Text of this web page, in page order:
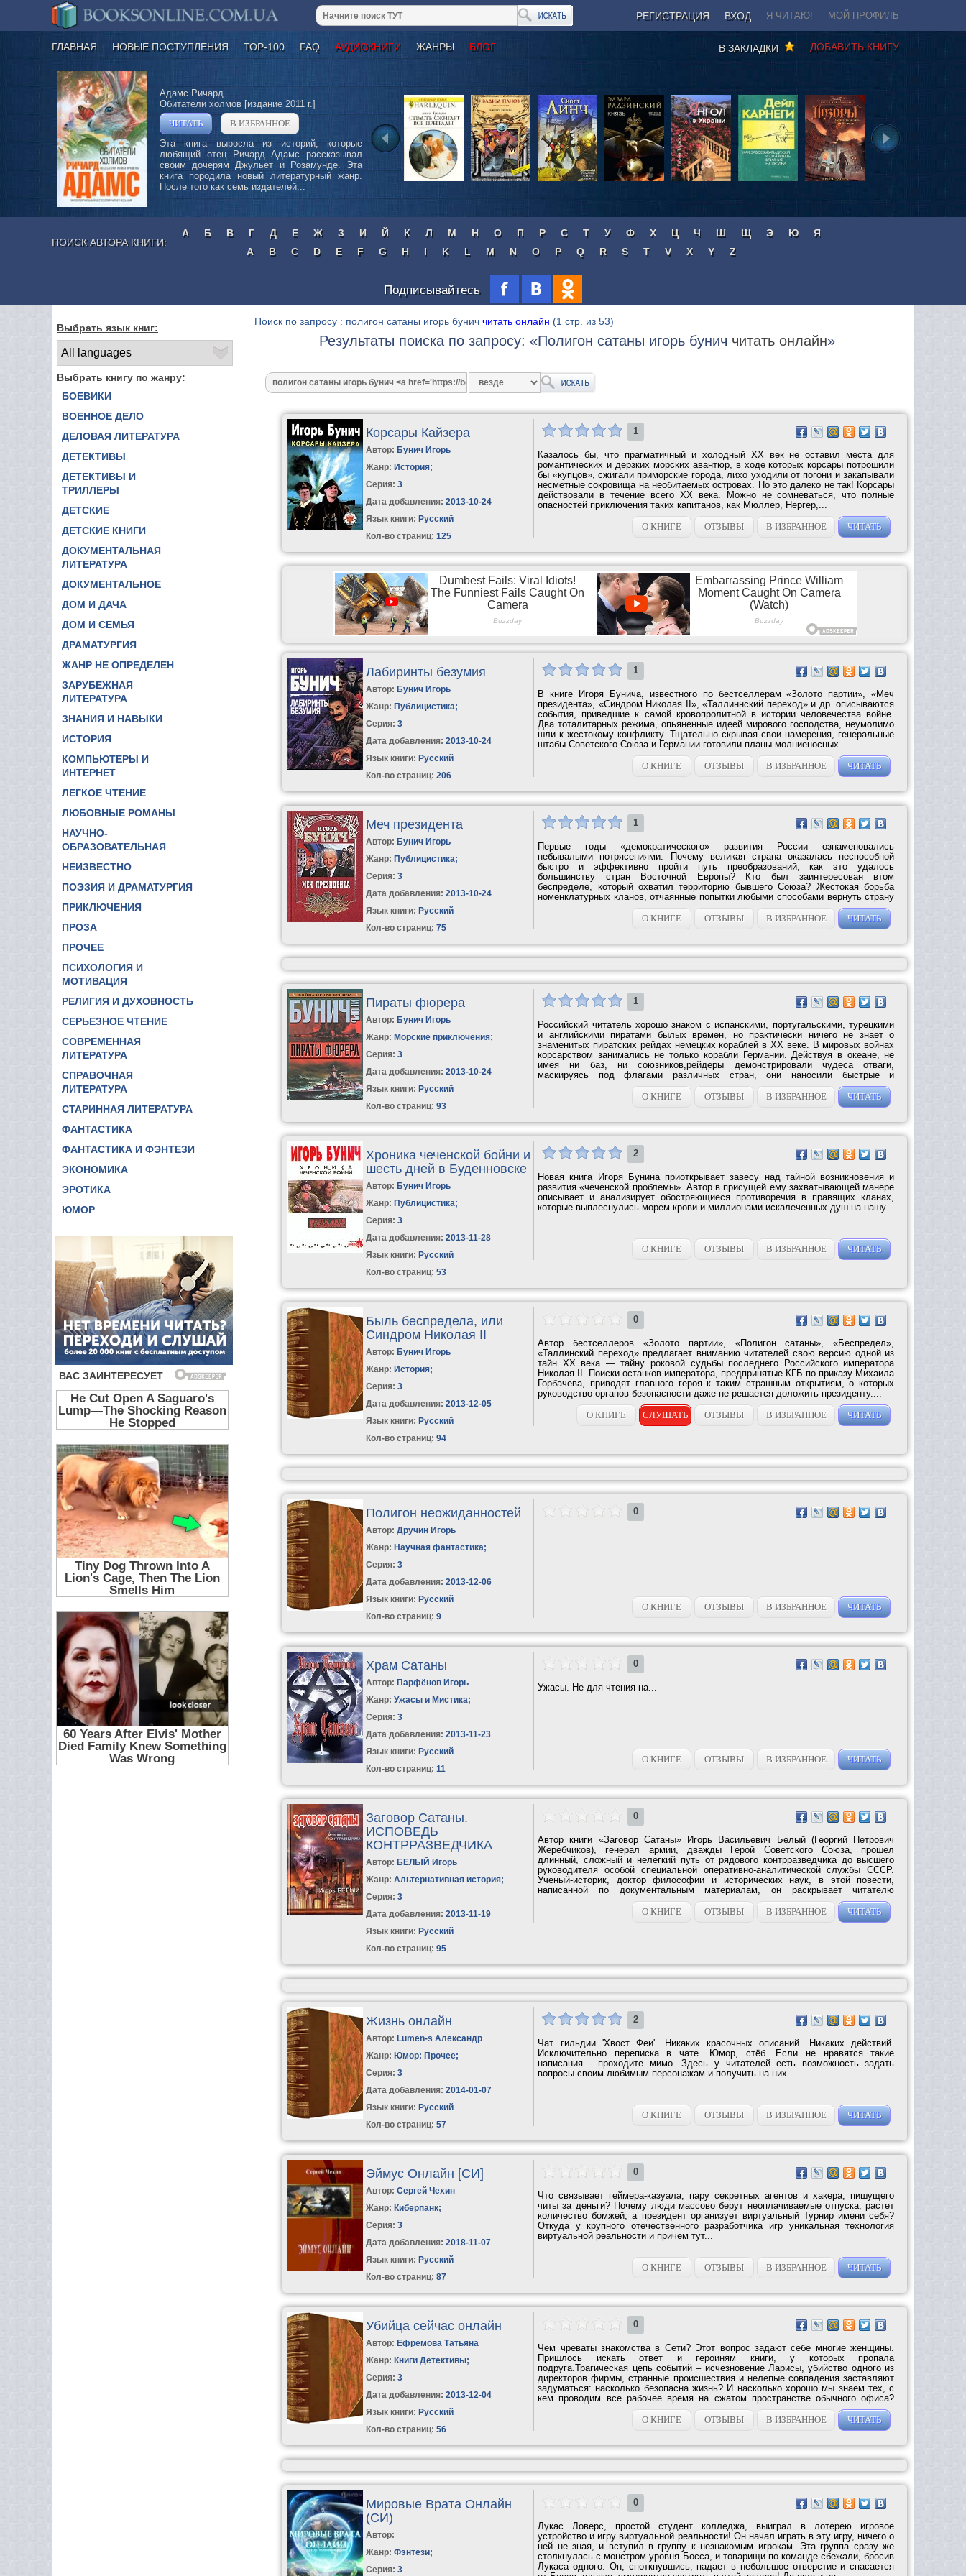
РЕГИСТРАЦИЯ ВХОД Я ЧИТАЮ! МОЙ ПРОФИЛЬ
ГЛАВНАЯ НОВЫЕ ПОСТУПЛЕНИЯ ТОР-100 FAQ АУДИОКНИГИ ЖАНРЫ БЛОГ ДОБАВИТЬ КНИГУ
В ЗАКЛАДКИ
Адамс Ричард
Обитатели холмов [издание 2011 г.]
ЧИТАТЬ
В ИЗБРАННОЕ
Эта книга выросла из историй, которые
любящий отец Ричард Адамс рассказывал
своим дочерям Джульет и Розамунде. Эта
книга породила новый литературный жанр.
После того как семь издателей...
ПОИСК АВТОРА КНИГИ:
А Б В Г Д Е Ж З И Й К Л М Н О П Р С Т У Ф Х Ц Ч Ш Щ Э Ю
Я
A
B C D E F G H I K L M N O P Q R S T V X Y Z
Подписывайтесь
Выбрать язык книг:
Выбрать книгу по жанру:
БОЕВИКИ
ВОЕННОЕ ДЕЛО
ДЕЛОВАЯ ЛИТЕРАТУРА
ДЕТЕКТИВЫ
ДЕТЕКТИВЫ И
ТРИЛЛЕРЫ
ДЕТСКИЕ
ДЕТСКИЕ КНИГИ
ДОКУМЕНТАЛЬНАЯ
ЛИТЕРАТУРА
ДОКУМЕНТАЛЬНОЕ
ДОМ И ДАЧА
ДОМ И СЕМЬЯ
ДРАМАТУРГИЯ
ЖАНР НЕ ОПРЕДЕЛЕН
ЗАРУБЕЖНАЯ
ЛИТЕРАТУРА
ЗНАНИЯ И НАВЫКИ
ИСТОРИЯ
КОМПЬЮТЕРЫ И
ИНТЕРНЕТ
ЛЕГКОЕ ЧТЕНИЕ
ЛЮБОВНЫЕ РОМАНЫ
НАУЧНО-
ОБРАЗОВАТЕЛЬНАЯ
НЕИЗВЕСТНО
ПОЭЗИЯ И ДРАМАТУРГИЯ
ПРИКЛЮЧЕНИЯ
ПРОЗА
ПРОЧЕЕ
ПСИХОЛОГИЯ И
МОТИВАЦИЯ
РЕЛИГИЯ И ДУХОВНОСТЬ
СЕРЬЕЗНОЕ ЧТЕНИЕ
СОВРЕМЕННАЯ
ЛИТЕРАТУРА
СПРАВОЧНАЯ
ЛИТЕРАТУРА
СТАРИННАЯ ЛИТЕРАТУРА
ФАНТАСТИКА
ФАНТАСТИКА И ФЭНТЕЗИ
ЭКОНОМИКА
ЭРОТИКА
ЮМОР
Поиск по запросу : полигон сатаны игорь бунич читать онлайн (1 стр. из 53)
Результаты поиска по запросу: «Полигон сатаны игорь бунич читать онлайн»
Корсары Кайзера
Автор: Бунич Игорь
Жанр: История;
Серия:3
Дата добавления: 2013-10-24
Язык книги: Русский
Кол-во страниц: 125
1
Казалось бы, что прагматичный и холодный ХХ век не оставил места для
романтических и дерзких морских авантюр, в ходе которых корсары потрошили
бы «купцов», сжигали приморские города, лихо уходили от погони и закапывали
несметные сокровища на необитаемых островах. Но это далеко не так! Корсары
действовали в течение всего ХХ века. Можно не сомневаться, что полные
опасностей приключения таких капитанов, как Мюллер, Нергер,...
О КНИГЕ
ОТЗЫВЫ В ИЗБРАННОЕ ЧИТАТЬ
Лабиринты безумия
Автор: Бунич Игорь
Жанр: Публицистика;
Серия:3
Дата добавления: 2013-10-24
Язык книги: Русский
Кол-во страниц: 206
1
В книге Игоря Бунича, известного по бестселлерам «Золото партии», «Меч
президента», «Синдром Николая II», «Таллиннский переход» и др. описываются
события, приведшие к самой кровопролитной в истории человечества войне.
Два тоталитарных режима, опьяненные идеей мирового господства, неумолимо
шли к жестокому конфликту. Тщательно скрывая свои намерения, генеральные
штабы Советского Союза и Германии готовили планы молниеносных...
О КНИГЕ
ОТЗЫВЫ В ИЗБРАННОЕ ЧИТАТЬ
Меч президента
Автор: Бунич Игорь
Жанр: Публицистика;
Серия:3
Дата добавления: 2013-10-24
Язык книги: Русский
Кол-во страниц: 75
1
Первые годы «демократического» развития России ознаменовались
небывалыми потрясениями. Почему великая страна оказалась неспособной
быстро и эффективно пройти путь преобразований, как это удалось
большинству стран Восточной Европы? Кто был заинтересован втом
беспределе, который охватил территорию бывшего Союза? Жестокая борьба
номенклатурных кланов, отчаянные попытки любыми способами вернуть страну
в коммунистическое стойло,...
О КНИГЕ
ОТЗЫВЫ В ИЗБРАННОЕ ЧИТАТЬ
Пираты фюрера
Автор: Бунич Игорь
Жанр: Морские приключения;
Серия:3
Дата добавления: 2013-10-24
Язык книги: Русский
Кол-во страниц: 93
1
Российский читатель хорошо знаком с испанскими, португальскими, турецкими
и английскими пиратами былых времен, но практически ничего не знает о
знаменитых пиратских рейдах немецких кораблей в XX веке. В мировых войнах
корсарством занимались не только корабли Германии. Действуя в океане, не
имея ни баз, ни союзников,рейдеры демонстрировали чудеса отваги,
маскируясь под флагами различных стран, они наносили быстрые и
О КНИГЕ
ОТЗЫВЫ В ИЗБРАННОЕ ЧИТАТЬ
Хроника чеченской бойни и
шесть дней в Буденновске
Автор: Бунич Игорь
Жанр: Публицистика;
Серия:3
Дата добавления: 2013-11-28
Язык книги: Русский
Кол-во страниц: 53
2
Новая книга Игоря Бунина приоткрывает завесу над тайной возникновения и
развития «чеченской проблемы». Автор в присущей ему захватывающей манере
описывает и анализирует обостряющиеся противоречия в правящих кланах,
которые выплеснулись морем крови и миллионами искалеченных душ на нашу...
О КНИГЕ ОТЗЫВЫ В ИЗБРАННОЕ ЧИТАТЬ
Быль беспредела, или
Синдром Николая II
Автор: Бунич Игорь
Жанр: История;
Серия:3
Дата добавления: 2013-12-05
Язык книги: Русский
Кол-во страниц: 94
0
Автор бестселлеров «Золото партии», «Полигон сатаны», «Беспредел»,
«Таллинский переход» предлагает вниманию читателей свою версию одной из
тайн XX века — тайну роковой судьбы последнего Российского императора
Николая II. Поиски останков императора, предпринятые КГБ по приказу Михаила
Горбачева, приводят главного героя к таким страшным открытиям, о которых
руководство органов безопасности даже не решается доложить президенту....
О КНИГЕ
СЛУШАТЬ ОТЗЫВЫ В ИЗБРАННОЕ ЧИТАТЬ
Полигон неожиданностей
Автор:Дручин Игорь
Жанр: Научная фантастика;
Серия:3
Дата добавления: 2013-12-06
Язык книги: Русский
Кол-во страниц: 9
0
О КНИГЕ ОТЗЫВЫ В ИЗБРАННОЕ ЧИТАТЬ
Храм Сатаны
Автор: Парфёнов Игорь
Жанр: Ужасы и Мистика;
Серия:3
Дата добавления: 2013-11-23
Язык книги: Русский
Кол-во страниц: 11
0
Ужасы. Не для чтения на...
О КНИГЕ ОТЗЫВЫ В ИЗБРАННОЕ ЧИТАТЬ
Заговор Сатаны.
ИСПОВЕДЬ
КОНТРРАЗВЕДЧИКА
Автор: БЕЛЫЙ Игорь
Жанр: Альтернативная история;
Серия:3
Дата добавления: 2013-11-19
Язык книги: Русский
Кол-во страниц: 95
0
Автор книги «Заговор Сатаны» Игорь Васильевич Белый (Георгий Петрович
Жеребчиков), генерал армии, дважды Герой Советского Союза, прошел
длинный, сложный и нелегкий путь от рядового контрразведчика до высшего
руководителя особой специальной оперативно-аналитической службы СССР.
Ученый-историк, доктор философии и исторических наук, в этой повести,
написанной по документальным материалам, он раскрывает читателю
О КНИГЕ
ОТЗЫВЫ В ИЗБРАННОЕ ЧИТАТЬ
Жизнь онлайн
Автор: Lumen-s Александр
Жанр: Юмор: Прочее;
Серия:3
Дата добавления: 2014-01-07
Язык книги: Русский
Кол-во страниц: 57
2
Чат гильдии 'Хвост Феи'. Никаких красочных описаний. Никаких действий.
Исключительно переписка в чате. Юмор, стёб. Если не нравятся такие
написания - проходите мимо. Здесь у читателей есть возможность задать
вопросы своим любимым персонажам и получить на них...
О КНИГЕ ОТЗЫВЫ В ИЗБРАННОЕ ЧИТАТЬ
Эймус Онлайн [СИ]
Автор:Сергей Чехин
Жанр: Киберпанк;
Серия:3
Дата добавления: 2018-11-07
Язык книги: Русский
Кол-во страниц: 87
0
Что связывает геймера-казуала, пару секретных агентов и хакера, пишущего
читы за деньги? Почему люди массово берут неоплачиваемые отпуска, растет
количество бомжей, а президент организует виртуальный Турнир имени себя?
Откуда у крупного отечественного разработчика игр уникальная технология
виртуальной реальности и причем тут...
О КНИГЕ ОТЗЫВЫ В ИЗБРАННОЕ ЧИТАТЬ
Убийца сейчас онлайн
Автор: Ефремова Татьяна
Жанр: Книги Детективы;
Серия:3
Дата добавления: 2013-12-04
Язык книги: Русский
Кол-во страниц: 56
0
Чем чреваты знакомства в Сети? Этот вопрос задают себе многие женщины.
Пришлось искать ответ и героиням книги, у которых пропала
подруга.Трагическая цепь событий – исчезновение Ларисы, убийство одного из
директоров фирмы, странные происшествия и нелепые совпадения заставляют
задуматься: насколько безопасна жизнь? И насколько хорошо мы знаем тех, с
кем проводим все рабочее время на сжатом пространстве обычного офиса?
О КНИГЕ
ОТЗЫВЫ В ИЗБРАННОЕ ЧИТАТЬ
Мировые Врата Онлайн
(СИ)
Автор:
Жанр: Фэнтези;
Серия:3
0
Лукас Ловерс, простой студент колледжа, выиграл в лотерею игровое
устройство и игру виртуальной реальности! Он начал играть в эту игру, ничего о
ней не зная, и вступил в группу к незнакомым игрокам. Эта группа сразу же
столкнулась с монстром уровня Босса, и товарищи по команде сбежали, бросив
Лукаса одного. Он, споткнувшись, падает в небольшое отверстие и спасается